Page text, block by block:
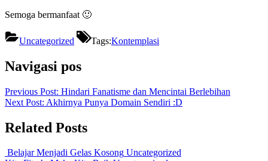
Semoga bermanfaat 🙂
Uncategorized Tags:Kontemplasi
Navigasi pos
Previous Post: Hindari Fanatisme dan Mencintai Berlebihan
Next Post: Akhirnya Punya Domain Sendiri :D
Related Posts
Belajar Menjadi Gelas Kosong Uncategorized